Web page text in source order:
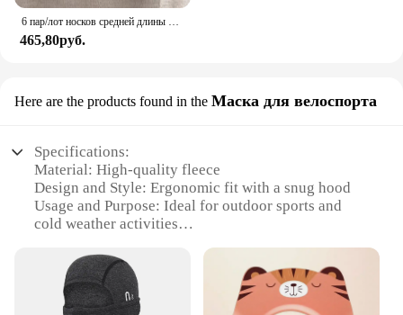
6 пар/лот носков средней длины с рюшами, женские дышащие однотонные носки, весенне-осенние удобные впитывающие пот носки для девочек
465,80руб.
Here are the products found in the Маска для велоспорта
Specifications:
Material: High-quality fleece
Design and Style: Ergonomic fit with a snug hood
Usage and Purpose: Ideal for outdoor sports and
cold weather activities
breathable
Parts and Accessories: Includes a mask for added
protection